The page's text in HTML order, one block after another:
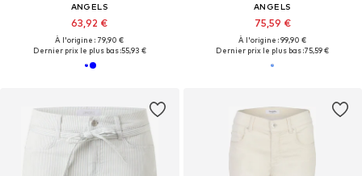
ANGELS
63,92 €
À l'origine : 79,90 €
Dernier prix le plus bas :55,93 €
ANGELS
75,59 €
À l'origine : 99,90 €
Dernier prix le plus bas :75,59 €